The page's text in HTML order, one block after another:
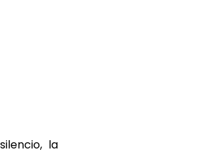
la